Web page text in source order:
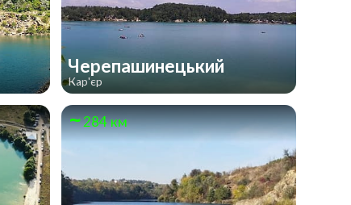
Черепашинецький
Кар'єр
284 км